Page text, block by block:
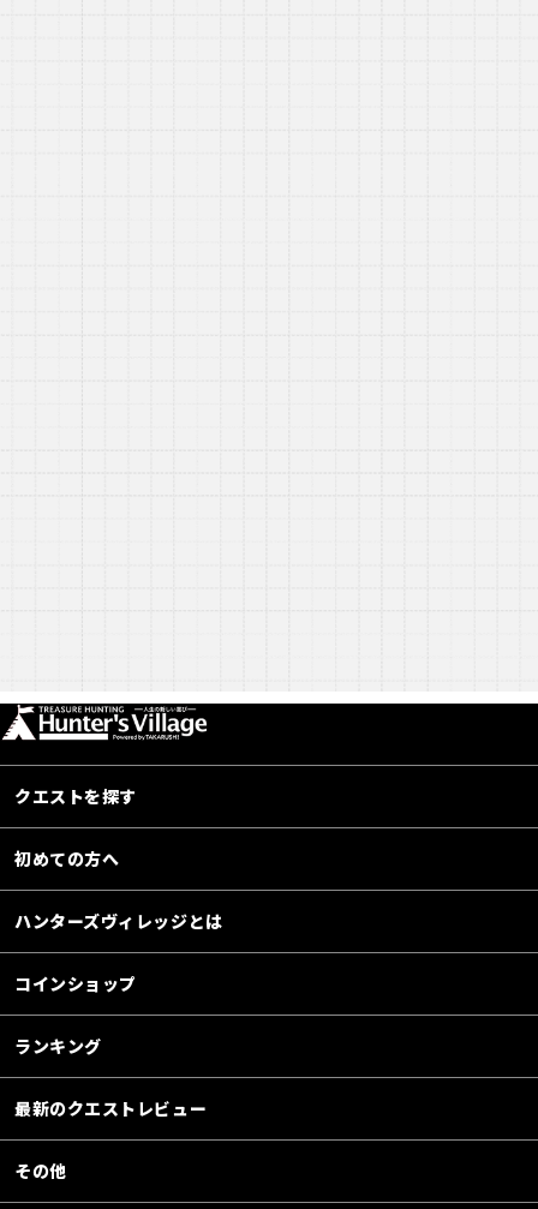
クエストを探す
初めての方へ
ハンターズヴィレッジとは
コインショップ
ランキング
最新のクエストレビュー
その他